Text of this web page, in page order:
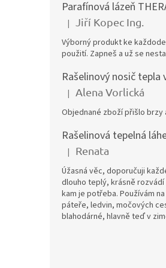
Hodnocení produktu je 5 z 5
| Jiří Kopec Ing.
Výborný produkt ke
použití. Zapneš a už se
Hodnocení produktu je 5 z 5
| Alena Vorlická
Objednané zboží přišlo brzy
Rašelinová tepelná
Hodnocení produktu je 5 z 5
| Renata
Úžasná věc, doporučuji
dlouho teplý, krásně
kam je potřeba. Používám
páteře, ledvin, močových
blahodárné, hlavně teď v